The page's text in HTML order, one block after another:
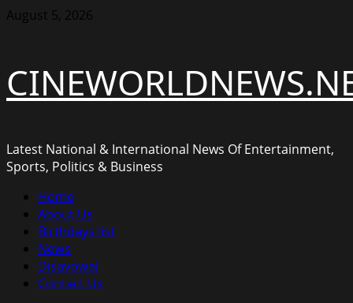
Skip
August 5, 2026
Latest National & International News Of Entertainment,
Sports, Politics & Business
Primary
Menu
Home
About Us
Birthdays list
News
Disavowal
Contact Us